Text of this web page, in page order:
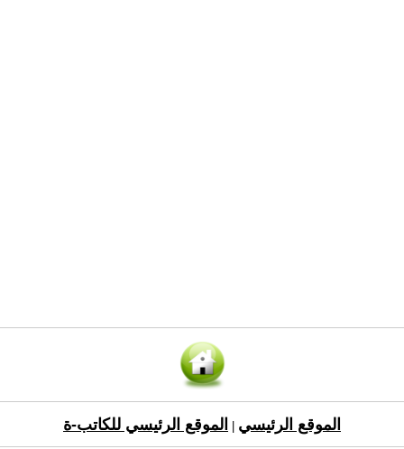
الموقع الرئيسي الموقع الرئيسي للكاتب-ة